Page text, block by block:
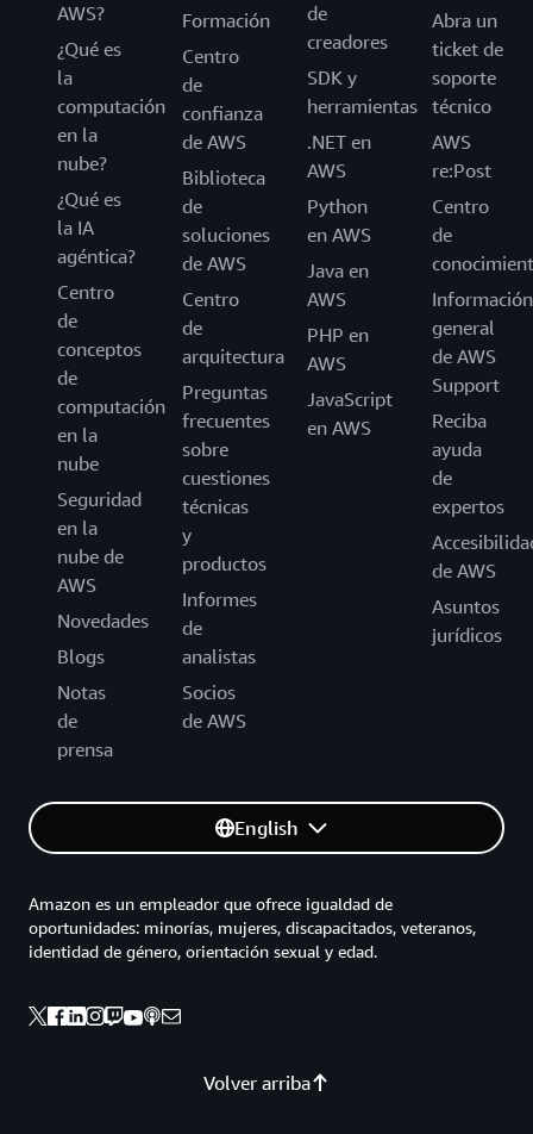
AWS?
¿Qué es
la
computación
en la
nube?
¿Qué es
la IA
agéntica?
Centro
de
conceptos
de
computación
en la
nube
Seguridad
en la
nube de
AWS
Novedades
Blogs
Notas
de
prensa
Formación
Centro
de
confianza
de AWS
Biblioteca
de
soluciones
de AWS
Centro
de
arquitectura
Preguntas
frecuentes
sobre
cuestiones
técnicas
y
productos
Informes
de
analistas
Socios
de AWS
de
creadores
SDK y
herramientas
.NET en
AWS
Python
en AWS
Java en
AWS
PHP en
AWS
JavaScript
en AWS
Abra un
ticket de
soporte
técnico
AWS
re:Post
Centro
de
Información
general
de AWS
Support
Reciba
ayuda
de
expertos
de AWS
Asuntos
jurídicos
English
Volver arriba
Amazon es un empleador que ofrece igualdad de
oportunidades: minorías, mujeres, discapacitados, veteranos,
identidad de género, orientación sexual y edad.